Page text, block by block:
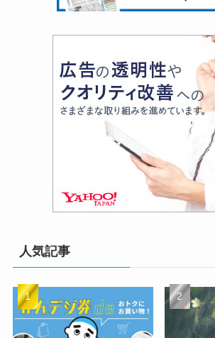
人気記事